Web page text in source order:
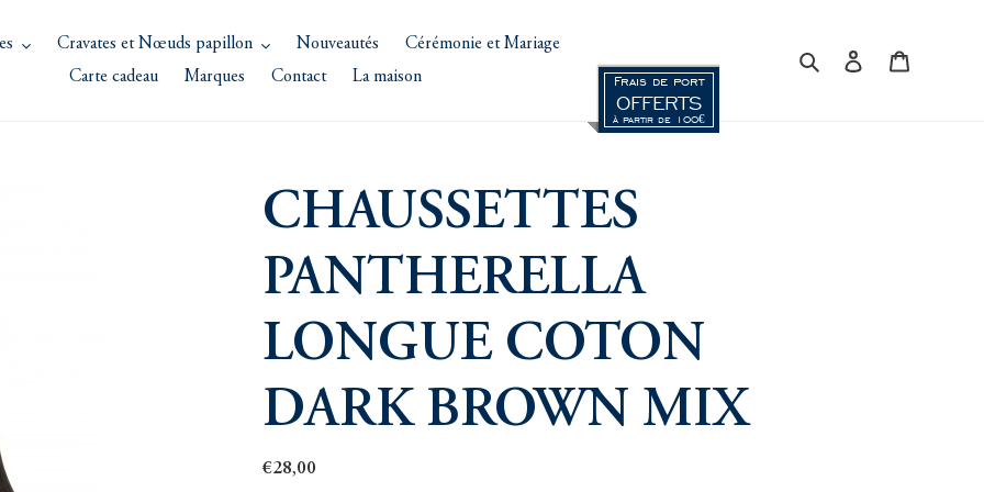
Cravates et Nœuds papillon Nouveautés
Cérémonie et Mariage
Carte cadeau
Marques Contact La maison Frais de port
OFFERTS
à partir de 100€
RechercherSe connecter
CHAUSSETTES
PANTHERELLA
LONGUE COTON
DARK BROWN MIX
Prix
€28,00